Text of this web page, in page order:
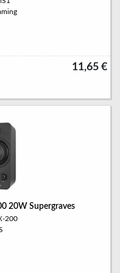
11,65 €
20W Supergraves
200